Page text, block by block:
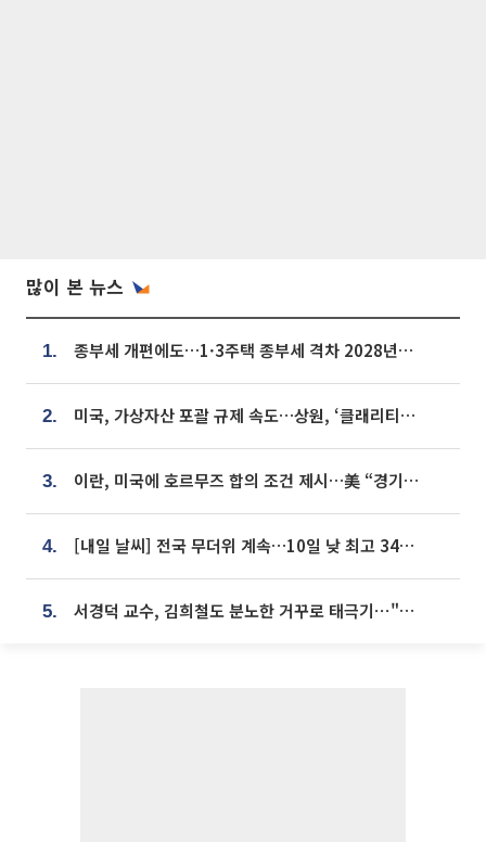
많이 본 뉴스
1. 종부세 개편에도…1·3주택 종부세 격차 2028년부터 확대
2. 미국, 가상자산 포괄 규제 속도…상원, ‘클래리티법’ 9월 절차투표 추진
3. 이란, 미국에 호르무즈 합의 조건 제시…美 “경기 아직 안 끝나” [종합]
4. [내일 날씨] 전국 무더위 계속…10일 낮 최고 34도 육박
5. 서경덕 교수, 김희철도 분노한 거꾸로 태극기⋯"엉터리는 아냐, 아쉬울 뿐"